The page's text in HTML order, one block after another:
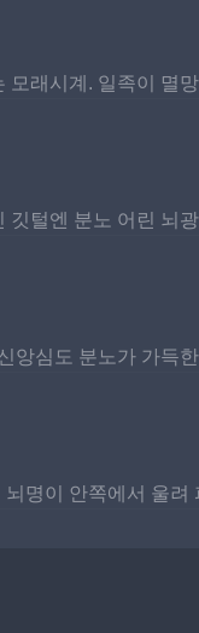
래시계. 일족이 멸
털엔 분노 어린 뇌
앙심도 분노가 가득
명이 안쪽에서 울